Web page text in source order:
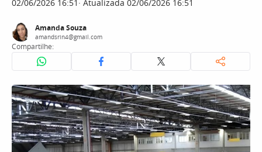
02/06/2026 16:51 Atualizada 02/06/2026 16:51
Amanda Souza
amandsrin4@gmail.com
Compartilhe: